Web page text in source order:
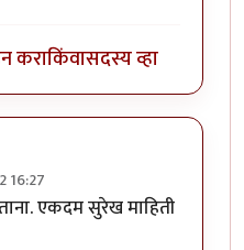
कराकिंवासदस्य व्हा
16:27
एकदम सुरेख माहिती